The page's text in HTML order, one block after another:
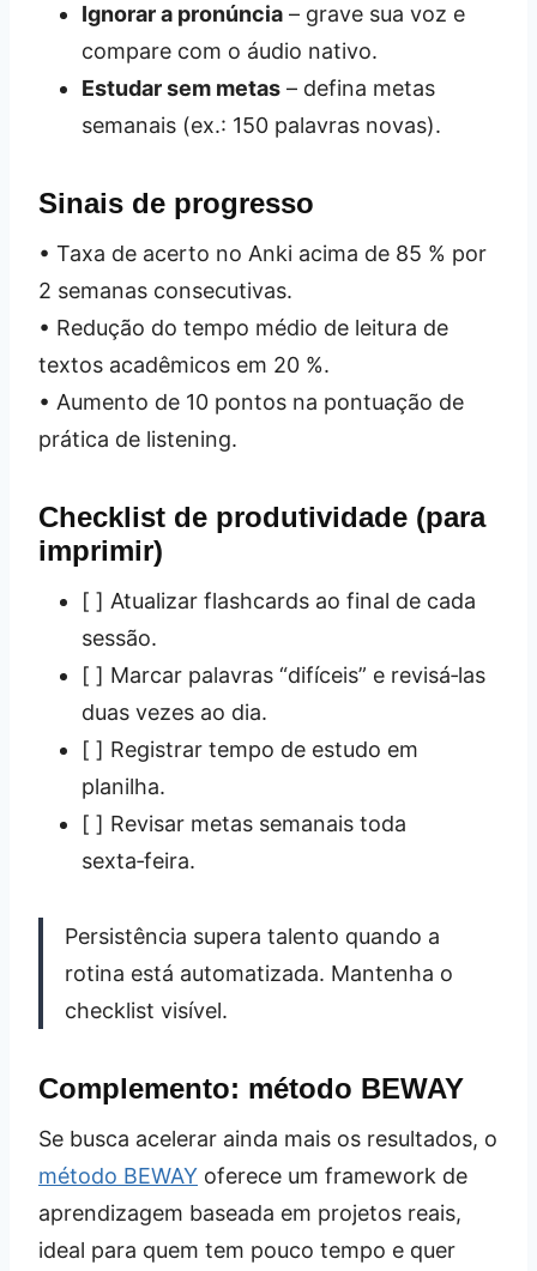
Ignorar a pronúncia – grave sua voz e
compare com o áudio nativo.
Estudar sem metas – defina metas
semanais (ex.: 150 palavras novas).
Sinais de progresso
• Taxa de acerto no Anki acima de 85 % por
2 semanas consecutivas.
• Redução do tempo médio de leitura de
textos acadêmicos em 20 %.
• Aumento de 10 pontos na pontuação de
prática de listening.
Checklist de produtividade (para
imprimir)
[ ] Atualizar flashcards ao final de cada
sessão.
[ ] Marcar palavras “difíceis” e revisá‑las
duas vezes ao dia.
[ ] Registrar tempo de estudo em
planilha.
[ ] Revisar metas semanais toda
sexta‑feira.
Persistência supera talento quando a
rotina está automatizada. Mantenha o
checklist visível.
Complemento: método BEWAY
Se busca acelerar ainda mais os resultados, o
método BEWAY oferece um framework de
aprendizagem baseada em projetos reais,
ideal para quem tem pouco tempo e quer